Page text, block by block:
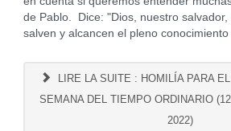
de Pablo. Dice: "Dios, nuestro
salven y alcancen el pleno
LIRE LA SUITE : HOMILÍA PARA
SEMANA DEL TIEMPO ORDINARIO
2022)